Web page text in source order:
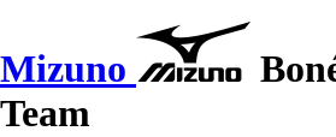
Mizuno
Team